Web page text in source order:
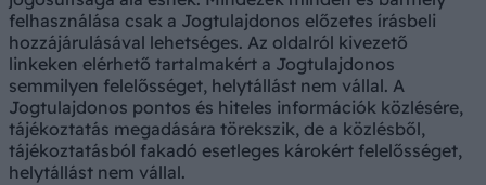
felhasználása csak a Jogtulajdonos előzetes írásbeli
hozzájárulásával lehetséges. Az oldalról kivezető
linkeken elérhető tartalmakért a Jogtulajdonos
semmilyen felelősséget, helytállást nem vállal. A
Jogtulajdonos pontos és hiteles információk közlésére,
tájékoztatás megadására törekszik, de a közlésből,
tájékoztatásból fakadó esetleges károkért felelősséget,
helytállást nem vállal.